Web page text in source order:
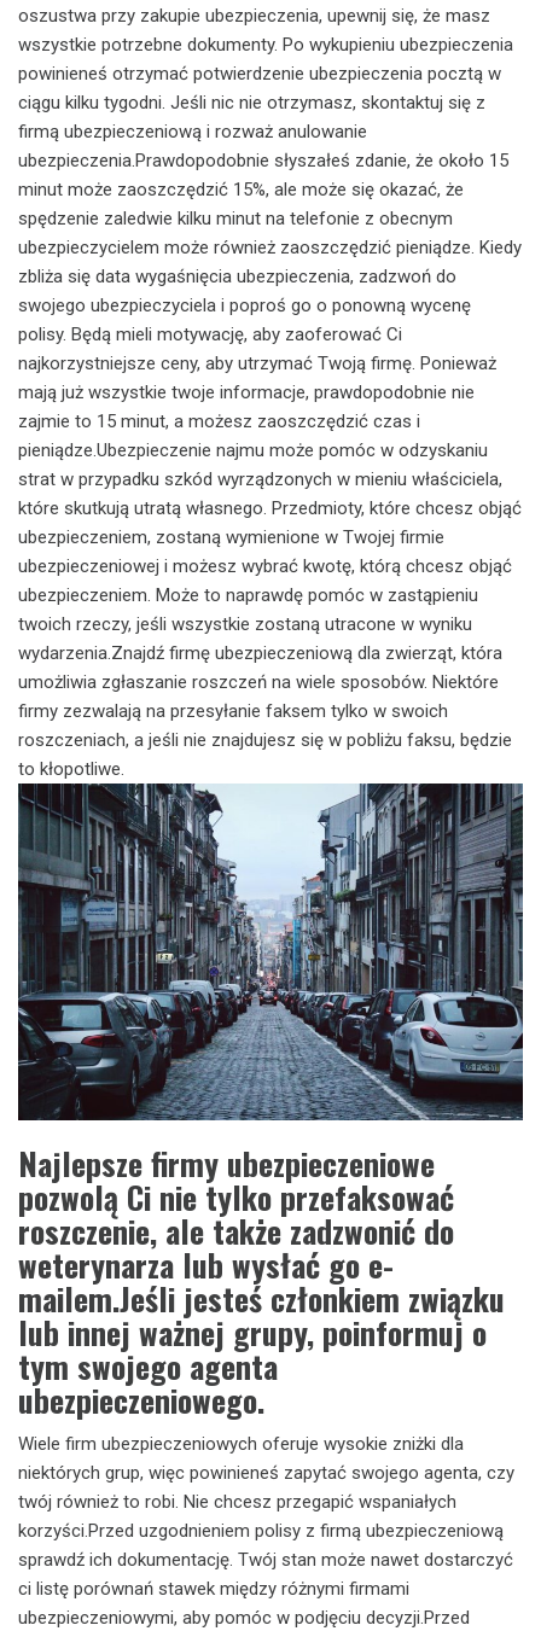
oszustwa przy zakupie ubezpieczenia, upewnij się, że masz
wszystkie potrzebne dokumenty. Po wykupieniu ubezpieczenia
powinieneś otrzymać potwierdzenie ubezpieczenia pocztą w
ciągu kilku tygodni. Jeśli nic nie otrzymasz, skontaktuj się z
firmą ubezpieczeniową i rozważ anulowanie
ubezpieczenia.Prawdopodobnie słyszałeś zdanie, że około 15
minut może zaoszczędzić 15%, ale może się okazać, że
spędzenie zaledwie kilku minut na telefonie z obecnym
ubezpieczycielem może również zaoszczędzić pieniądze. Kiedy
zbliża się data wygaśnięcia ubezpieczenia, zadzwoń do
swojego ubezpieczyciela i poproś go o ponowną wycenę
polisy. Będą mieli motywację, aby zaoferować Ci
najkorzystniejsze ceny, aby utrzymać Twoją firmę. Ponieważ
mają już wszystkie twoje informacje, prawdopodobnie nie
zajmie to 15 minut, a możesz zaoszczędzić czas i
pieniądze.Ubezpieczenie najmu może pomóc w odzyskaniu
strat w przypadku szkód wyrządzonych w mieniu właściciela,
które skutkują utratą własnego. Przedmioty, które chcesz objąć
ubezpieczeniem, zostaną wymienione w Twojej firmie
ubezpieczeniowej i możesz wybrać kwotę, którą chcesz objąć
ubezpieczeniem. Może to naprawdę pomóc w zastąpieniu
twoich rzeczy, jeśli wszystkie zostaną utracone w wyniku
wydarzenia.Znajdź firmę ubezpieczeniową dla zwierząt, która
umożliwia zgłaszanie roszczeń na wiele sposobów. Niektóre
firmy zezwalają na przesyłanie faksem tylko w swoich
roszczeniach, a jeśli nie znajdujesz się w pobliżu faksu, będzie
to kłopotliwe.
Najlepsze firmy ubezpieczeniowe
pozwolą Ci nie tylko przefaksować
roszczenie, ale także zadzwonić do
weterynarza lub wysłać go e-
mailem.Jeśli jesteś członkiem związku
lub innej ważnej grupy, poinformuj o
tym swojego agenta
ubezpieczeniowego.
Wiele firm ubezpieczeniowych oferuje wysokie zniżki dla
niektórych grup, więc powinieneś zapytać swojego agenta, czy
twój również to robi. Nie chcesz przegapić wspaniałych
korzyści.Przed uzgodnieniem polisy z firmą ubezpieczeniową
sprawdź ich dokumentację. Twój stan może nawet dostarczyć
ci listę porównań stawek między różnymi firmami
ubezpieczeniowymi, aby pomóc w podjęciu decyzji.Przed